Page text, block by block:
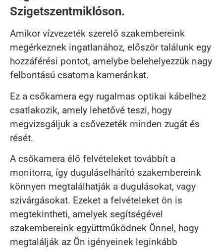
Szigetszentmiklóson.
Amikor vízvezeték szerelő szakembereink
megérkeznek ingatlanához, először találunk egy
hozzáférési pontot, amelybe belehelyezzük nagy
felbontású csatorna kameránkat.
Ez a csőkamera egy rugalmas optikai kábelhez
csatlakozik, amely lehetővé teszi, hogy
megvizsgáljuk a csővezeték minden zugát és
rését.
A csőkamera élő felvételeket továbbít a
monitorra, így duguláselhárító szakembereink
könnyen megtalálhatják a dugulásokat, vagy
szivárgásokat. Ezeket a felvételeket ön is
megtekintheti, amelyek segítségével
szakembereink együttműködnek Önnel, hogy
megtalálják az Ön igényeinek leginkább